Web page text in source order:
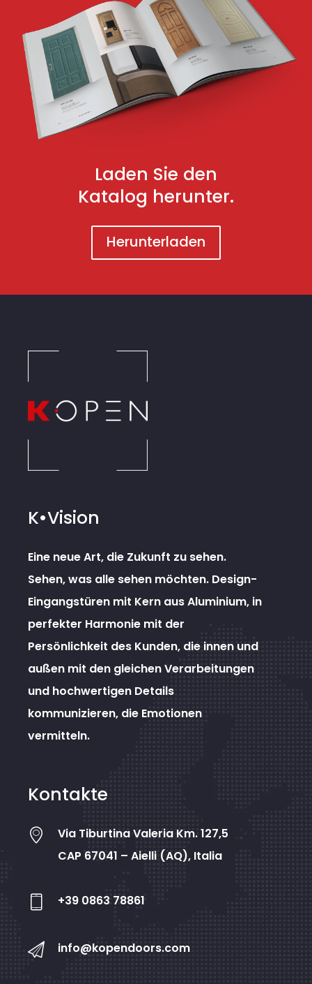
Laden Sie den
Katalog herunter.
Herunterladen
K•Vision
Eine neue Art, die Zukunft zu sehen.
Sehen, was alle sehen möchten. Design-
Eingangstüren mit Kern aus Aluminium, in
perfekter Harmonie mit der
Persönlichkeit des Kunden, die innen und
außen mit den gleichen Verarbeitungen
und hochwertigen Details
kommunizieren, die Emotionen
vermitteln.
Kontakte
Via Tiburtina Valeria Km. 127,5
CAP 67041 – Aielli (AQ), Italia
+39 0863 78861
info@kopendoors.com